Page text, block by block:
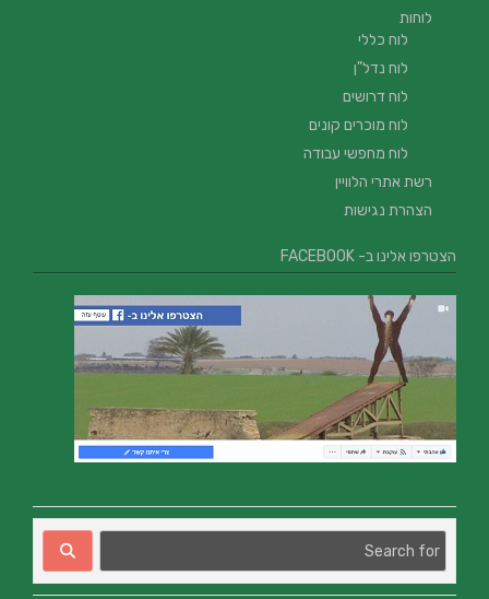
לוחות
לוח כללי
לוח נדל"ן
לוח דרושים
לוח מוכרים קונים
לוח מחפשי עבודה
רשת אתרי הלוויין
הצהרת נגישות
הצטרפו אלינו ב- FACEBOOK